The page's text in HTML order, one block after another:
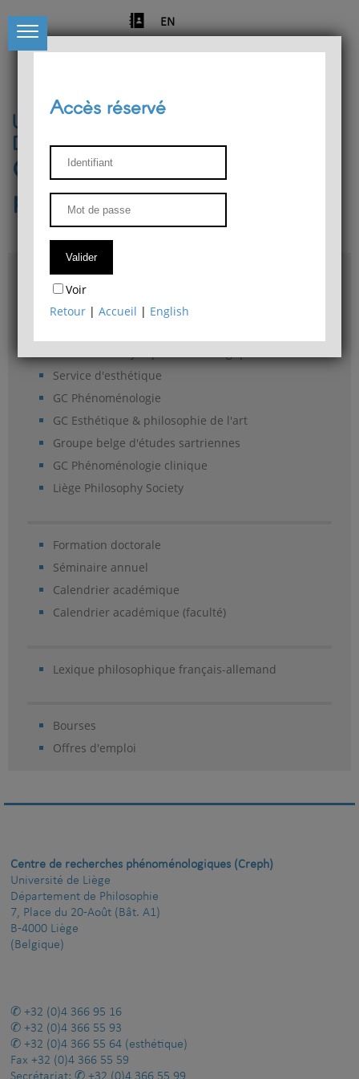
EN
Université de Liège
Département de philosophie
Centre de recherches
phénoménologiques
Accès & plans
Bibliothèque du Département de philosophie
Service d'esthétique
GC Phénoménologie
GC Esthétique & philosophie de l'art
Groupe belge d'études sartriennes
GC Phénoménologie clinique
Liège Philosophy Society
Formation doctorale
Séminaire annuel
Calendrier académique
Calendrier académique (faculté)
Lexique philosophique français-allemand
Bourses
Offres d'emploi
Accès réservé
Voir
Retour |Accueil | English
Centre de recherches phénoménologiques (Creph)
Université de Liège
Département de Philosophie
7, Place du 20-Août (Bât. A1)
B-4000 Liège
(Belgique)
+32 (0)4 366 95 16
+32 (0)4 366 55 93
+32 (0)4 366 55 64 (esthétique)
Fax +32 (0)4 366 55 59